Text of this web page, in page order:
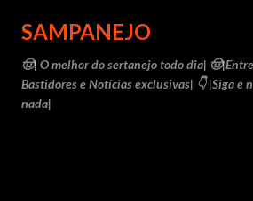
Pular para o conteúdo
SAMPANEJO
🤠| O melhor do sertanejo todo dia|
Bastidores e Notícias exclusivas| 👇 |Siga e
nada|